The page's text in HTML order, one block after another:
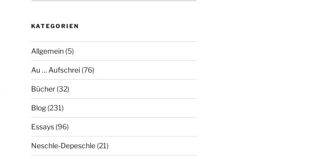
KATEGORIEN
Allgemein(5)
Au … Aufschrei(76)
Bücher(32)
Blog(231)
Essays(96)
Neschle-Depeschle(21)